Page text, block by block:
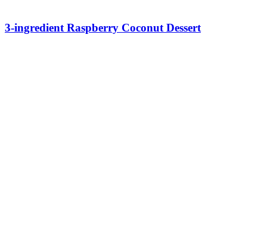
3-ingredient Raspberry Coconut Dessert